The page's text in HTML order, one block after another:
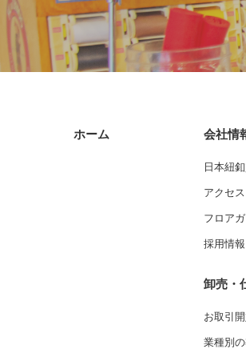
ホーム 会社情
日本紐
アクセ
フロア
採用情報
卸売・
お取引
業種別